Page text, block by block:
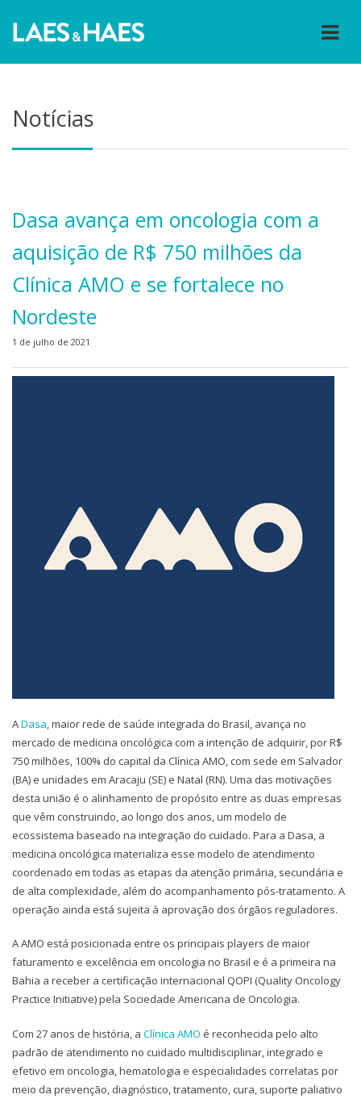
Notícias
Dasa avança em oncologia com a
aquisição de R$ 750 milhões da
Clínica AMO e se fortalece no
Nordeste
1 de julho de 2021
ADasa, maior rede de saúde integrada do Brasil, avança no
mercado de medicina oncológica com a intenção de adquirir, por R$
750 milhões, 100% do capital da Clínica AMO, com sede em Salvador
(BA) e unidades em Aracaju (SE) e Natal (RN). Uma das motivações
desta união é o alinhamento de propósito entre as duas empresas
que vêm construindo, ao longo dos anos, um modelo de
ecossistema baseado na integração do cuidado. Para a Dasa, a
medicina oncológica materializa esse modelo de atendimento
coordenado em todas as etapas da atenção primária, secundária e
de alta complexidade, além do acompanhamento pós-tratamento. A
operação ainda está sujeita à aprovação dos órgãos reguladores.
A AMO está posicionada entre os principais players de maior
faturamento e excelência em oncologia no Brasil e é a primeira na
Bahia a receber a certificação internacional QOPI (Quality Oncology
Practice Initiative) pela Sociedade Americana de Oncologia.
Com 27 anos de história, a Clínica AMO é reconhecida pelo alto
padrão de atendimento no cuidado multidisciplinar, integrado e
efetivo em oncologia, hematologia e especialidades correlatas por
meio da prevenção, diagnóstico, tratamento, cura, suporte paliativo